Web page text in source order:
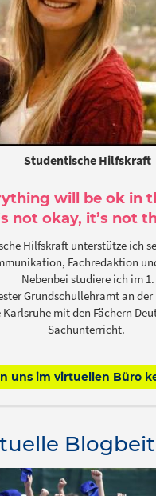
Studentische Hilfskraft
will be ok in
not okay, it’s not
Hilfskraft unterstütze ich
Fachredaktion
Nebenbei studiere ich im 1.
Grundschullehramt an
mit den Fächern
Sachunterricht.
uns im virtuellen Büro